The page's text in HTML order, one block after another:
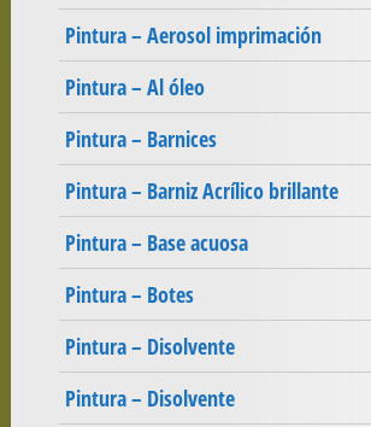
Pintura – Aerosol imprimación
Pintura – Al óleo
Pintura – Barnices
Pintura – Barniz Acrílico brillante
Pintura – Base acuosa
Pintura – Botes
Pintura – Disolvente
Pintura – Disolvente